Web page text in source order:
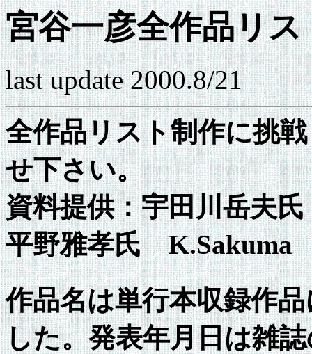
宮谷一彦全作品リ
last update 2000.8/21
全作品リスト制作に挑
せ下さい。
資料提供：宇田川岳夫
平野雅孝氏 K.Sakuma
作品名は単行本収録作
した。発表年月日は雑